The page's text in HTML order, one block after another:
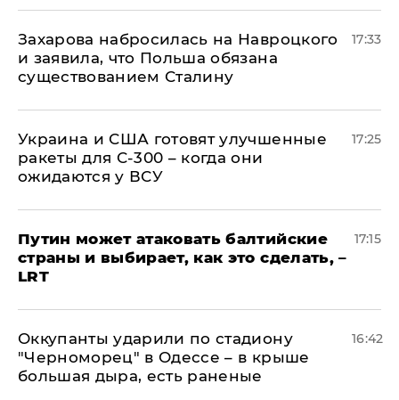
​Захарова набросилась на Навроцкого
и заявила, что Польша обязана
существованием Сталину
17:33
Украина и США готовят улучшенные
ракеты для С-300 – когда они
ожидаются у ВСУ
17:25
Путин может атаковать балтийские
страны и выбирает, как это сделать, –
LRT
17:15
Оккупанты ударили по стадиону
"Черноморец" в Одессе – в крыше
большая дыра, есть раненые
16:42